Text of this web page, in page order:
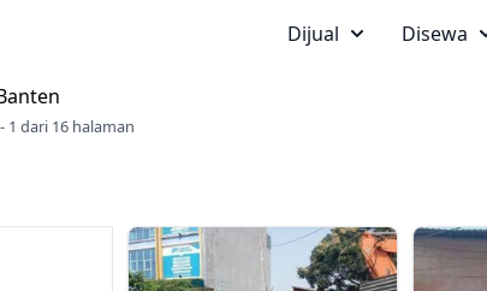
Dijual Disewa
1 dari 16 halaman